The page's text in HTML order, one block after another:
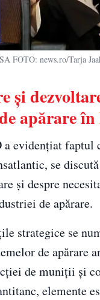
FOTO: news.ro/Tarja
și
apărare
evidențiat faptul
se
și despre
de apărare.
strategice se
de apărare
de muniții și
elemente